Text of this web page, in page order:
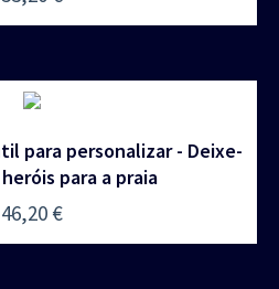
para personalizar - Deixe-
para a praia
46,20 €